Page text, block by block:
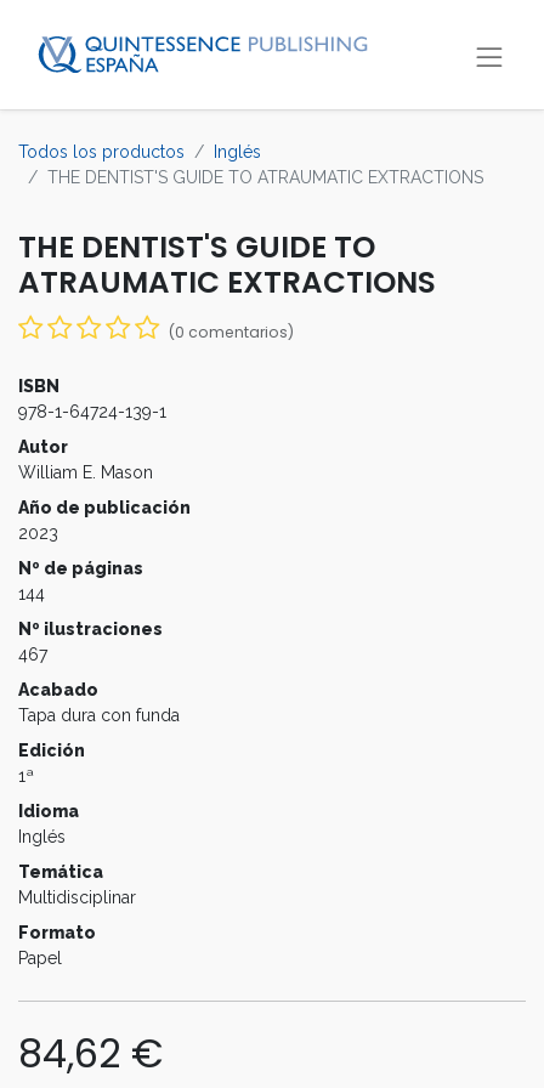
Todos los productos
Inglés
THE DENTIST'S GUIDE TO ATRAUMATIC EXTRACTIONS
THE DENTIST'S GUIDE TO
ATRAUMATIC EXTRACTIONS
(0 comentarios)
ISBN
978-1-64724-139-1
Autor
William E. Mason
Año de publicación
2023
Nº de páginas
144
Nº ilustraciones
467
Acabado
Tapa dura con funda
Edición
1ª
Idioma
Inglés
Temática
Multidisciplinar
Formato
Papel
84,62 €